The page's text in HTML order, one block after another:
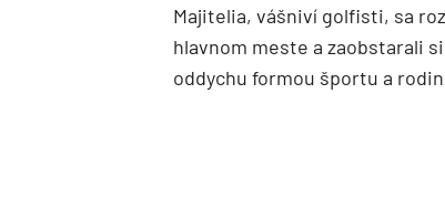
Majitelia, vášniví golfisti, sa
hlavnom meste a zaobstarali
oddychu formou športu a